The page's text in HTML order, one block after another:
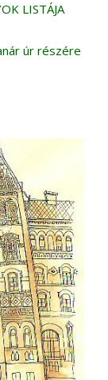
LISTÁJA
úr részére